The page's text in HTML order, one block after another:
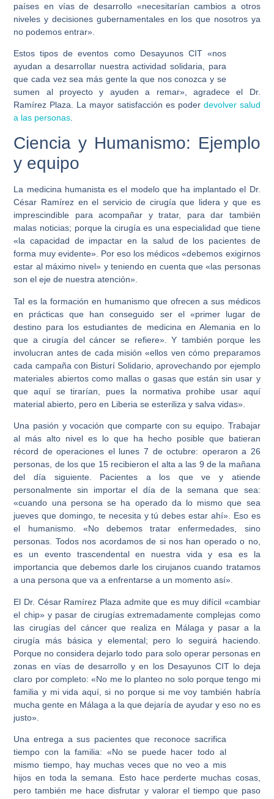
países en vías de desarrollo «necesitarían cambios a otros
niveles y decisiones gubernamentales en los que nosotros ya
no podemos entrar».
Estos tipos de eventos como Desayunos CIT «nos
ayudan a desarrollar nuestra actividad solidaria, para
que cada vez sea más gente la que nos conozca y se
sumen al proyecto y ayuden a remar», agradece el Dr.
Ramírez Plaza. La mayor satisfacción es poder devolver salud
a las personas
Ciencia y Humanismo: Ejemplo
y equipo
La medicina humanista es el modelo que ha implantado el Dr.
César Ramírez en el servicio de cirugía que lidera y que es
imprescindible para acompañar y tratar, para dar también
malas noticias; porque la cirugía es una especialidad que tiene
«la capacidad de impactar en la salud de los pacientes de
forma muy evidente». Por eso los médicos «debemos exigirnos
estar al máximo nivel» y teniendo en cuenta que «las personas
son el eje de nuestra atención».
Tal es la formación en humanismo que ofrecen a sus médicos
en prácticas que han conseguido ser el «primer lugar de
destino para los estudiantes de medicina en Alemania en lo
que a cirugía del cáncer se refiere». Y también porque les
involucran antes de cada misión «ellos ven cómo preparamos
cada campaña con Bisturí Solidario, aprovechando por ejemplo
materiales abiertos como mallas o gasas que están sin usar y
que aquí se tirarían, pues la normativa prohibe usar aquí
material abierto, pero en Liberia se esteriliza y salva vidas».
Una pasión y vocación que comparte con su equipo. Trabajar
al más alto nivel es lo que ha hecho posible que batieran
récord de operaciones el lunes 7 de octubre: operaron a 26
personas, de los que 15 recibieron el alta a las 9 de la mañana
del día siguiente. Pacientes a los que ve y atiende
personalmente sin importar el día de la semana que sea:
«cuando una persona se ha operado da lo mismo que sea
jueves que domingo, te necesita y tú debes estar ahí». Eso es
el humanismo. «No debemos tratar enfermedades, sino
personas. Todos nos acordamos de si nos han operado o no,
es un evento trascendental en nuestra vida y esa es la
importancia que debemos darle los cirujanos cuando tratamos
a una persona que va a enfrentarse a un momento así».
El Dr. César Ramírez Plaza admite que es muy difícil «cambiar
el chip» y pasar de cirugías extremadamente complejas como
las cirugías del cáncer que realiza en Málaga y pasar a la
cirugía más básica y elemental; pero lo seguirá haciendo.
Porque no considera dejarlo todo para solo operar personas en
zonas en vías de desarrollo y en los Desayunos CIT lo deja
claro por completo: «No me lo planteo no solo porque tengo mi
familia y mi vida aquí, si no porque si me voy también habría
mucha gente en Málaga a la que dejaría de ayudar y eso no es
justo».
Una entrega a sus pacientes que reconoce sacrifica
tiempo con la familia: «No se puede hacer todo al
mismo tiempo, hay muchas veces que no veo a mis
hijos en toda la semana. Esto hace perderte muchas cosas,
pero también me hace disfrutar y valorar el tiempo que paso